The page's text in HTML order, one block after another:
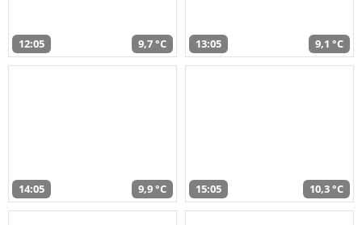
12:05 9,7 °C 13:05 9,1 °C
14:05 9,9 °C 15:05 10,3 °C